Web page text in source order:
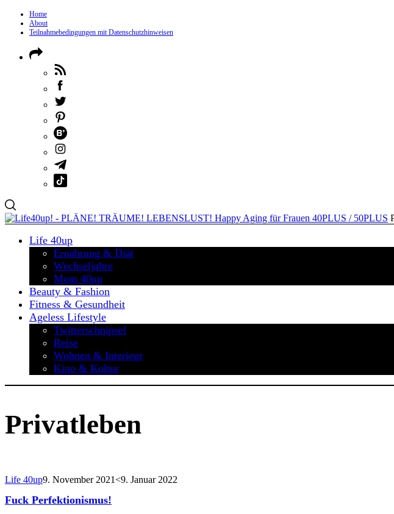
Home
About
Teilnahmebedingungen mit Datenschutzhinweisen
Life 40up
Ernährung & Diät
Wechseljahre
Mom 40up
Beauty & Fashion
Fitness & Gesundheit
Ageless Lifestyle
Twitterschnipsel
Reise
Wohnen & Interieur
Kino & Kultur
Privatleben
Life 40up9. November 2021<9. Januar 2022
Fuck Perfektionismus!